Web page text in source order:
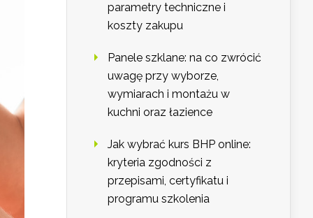
parametry techniczne i
koszty zakupu
Panele szklane: na co zwrócić
uwagę przy wyborze,
wymiarach i montażu w
kuchni oraz łazience
Jak wybrać kurs BHP online:
kryteria zgodności z
przepisami, certyfikatu i
programu szkolenia